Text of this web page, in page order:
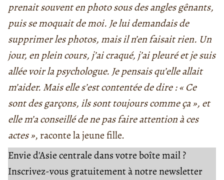
prenait souvent en photo sous des angles gênants,
puis se moquait de moi. Je lui demandais de
supprimer les photos, mais il n’en faisait rien. Un
jour, en plein cours, j’ai craqué, j’ai pleuré et je suis
allée voir la psychologue. Je pensais qu’elle allait
m’aider. Mais elle s’est contentée de dire : « Ce
sont des garçons, ils sont toujours comme ça », et
elle m’a conseillé de ne pas faire attention à ces
actes », raconte la jeune fille.
Envie d'Asie centrale dans votre boîte mail ?
Inscrivez-vous gratuitement à notre newsletter